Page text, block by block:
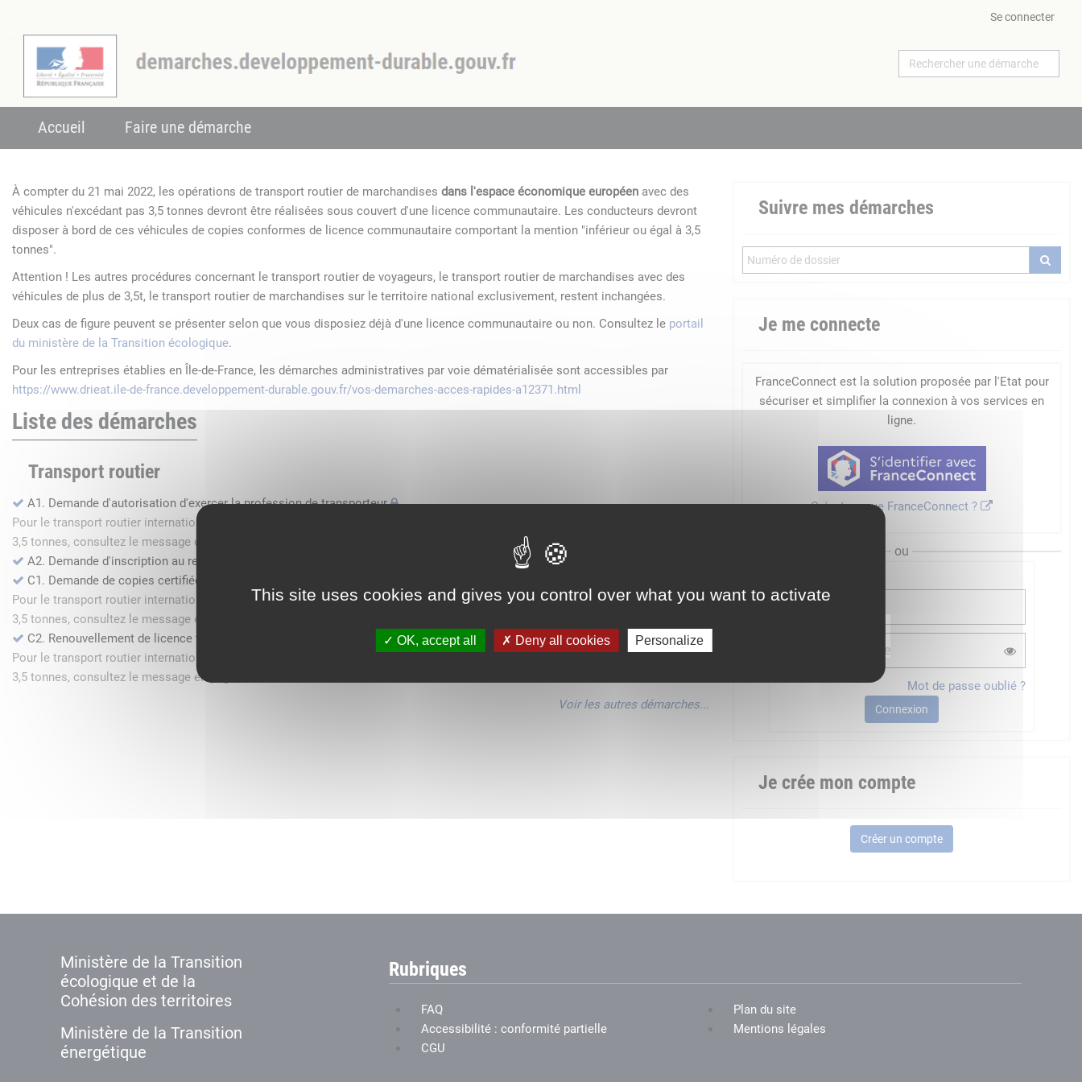
This site uses cookies and gives you control over what you want to activate
OK, accept all Deny all cookies Personalize
Se connecter
Accueil Faire une démarche
À compter du 21 mai 2022, les opérations de transport routier de marchandises dans l'espace économique européen avec des
véhicules n'excédant pas 3,5 tonnes devront être réalisées sous couvert d'une licence communautaire. Les conducteurs devront
disposer à bord de ces véhicules de copies conformes de licence communautaire comportant la mention "inférieur ou égal à 3,5
tonnes".
Attention ! Les autres procédures concernant le transport routier de voyageurs, le transport routier de marchandises avec des
véhicules de plus de 3,5t, le transport routier de marchandises sur le territoire national exclusivement, restent inchangées.
Deux cas de figure peuvent se présenter selon que vous disposiez déjà d'une licence communautaire ou non. Consultez le portail
du ministère de la Transition écologique.
Pour les entreprises établies en Île-de-France, les démarches administratives par voie dématérialisée sont accessibles par
https://www.drieat.ile-de-france.developpement-durable.gouv.fr/vos-demarches-acces-rapides-a12371.html
Liste des démarches
Transport routier
A1. Demande d'autorisation d'exercer la profession de transporteur
Pour le transport routier international de marchandises dans l'espace économique européen avec des véhicules n'excédant pas
3,5 tonnes, consultez le message en page d'accueil.
A2. Demande d'inscription au registre des commissionnaires de transport
C1. Demande de copies certifiées conformes
Pour le transport routier international de marchandises dans l'espace économique européen avec des véhicules n'excédant pas
3,5 tonnes, consultez le message en page d'accueil.
C2. Renouvellement de licence transport routier
Pour le transport routier international de marchandises dans l'espace économique européen avec des véhicules n'excédant pas
3,5 tonnes, consultez le message en page d'accueil.
Voir les autres démarches...
Suivre mes démarches
Je me connecte
FranceConnect est la solution proposée par l'Etat pour
sécuriser et simplifier la connexion à vos services en
ligne.
Qu'est-ce que FranceConnect ?
ou
Mot de passe oublié ?
Connexion
Je crée mon compte
Créer un compte
Ministère de la Transition
écologique et de la
Cohésion des territoires
Ministère de la Transition
énergétique
Rubriques
FAQ
Plan du site
Accessibilité : conformité partielle
Mentions légales
CGU